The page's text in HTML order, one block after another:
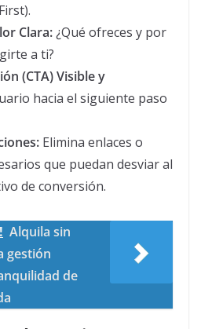
Clara:¿Qué ofreces y por
a ti?
(CTA) Visible y
hacia el siguiente paso
Elimina enlaces o
que puedan desviar al
de conversión.
Alquila sin
gestión
de